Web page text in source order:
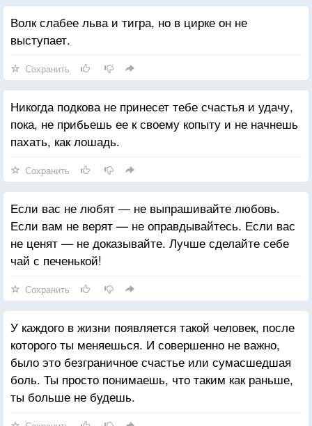
Волк слабее льва и тигра, но в цирке он не
выступает.
Сохранить
Никогда подкова не принесет тебе счастья и удачу,
пока, не прибьешь ее к своему копыту и не начнешь
пахать, как лошадь.
Сохранить
Если вас не любят — не выпрашивайте любовь.
Если вам не верят — не оправдывайтесь. Если вас
не ценят — не доказывайте. Лучше сделайте себе
чай с печенькой!
Сохранить
У каждого в жизни появляется такой человек, после
которого ты меняешься. И совершенно не важно,
было это безграничное счастье или сумасшедшая
боль. Ты просто понимаешь, что таким как раньше,
ты больше не будешь.